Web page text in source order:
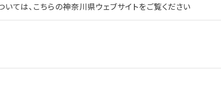
ては、こちらの神奈川県ウェブサイトをご覧ください